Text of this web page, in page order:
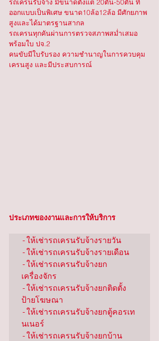
รถเครนรับจ้าง มีขนาดตั้งแต่ 20ตัน-50ตัน ที่
ออกแบบเป็นพิเศษ ขนาด10ล้อ12ล้อ มีศักยภาพ
สูงและได้มาตรฐานสากล
รถเครนทุกคันผ่านการตรวจสภาพสม่ำเสมอ
พร้อมใบ ปจ.2
คนขับมีใบรับรอง ความชำนาญในการควบคุม
เครนสูง และมีประสบการณ์
ประเภทของงานและการให้บริการ
-ให้เช่ารถเครนรับจ้างรายวัน
-ให้เช่ารถเครนรับจ้างรายเดือน
-ให้เช่ารถเครนรับจ้างยก
เครื่องจักร
-ให้เช่ารถเครนรับจ้างยกติดตั้ง
ป้ายโฆษณา
-ให้เช่ารถเครนรับจ้างยกตู้คอรเท
นเนอร์
-ให้เช่ารถเครนรับจ้างยกบ้าน